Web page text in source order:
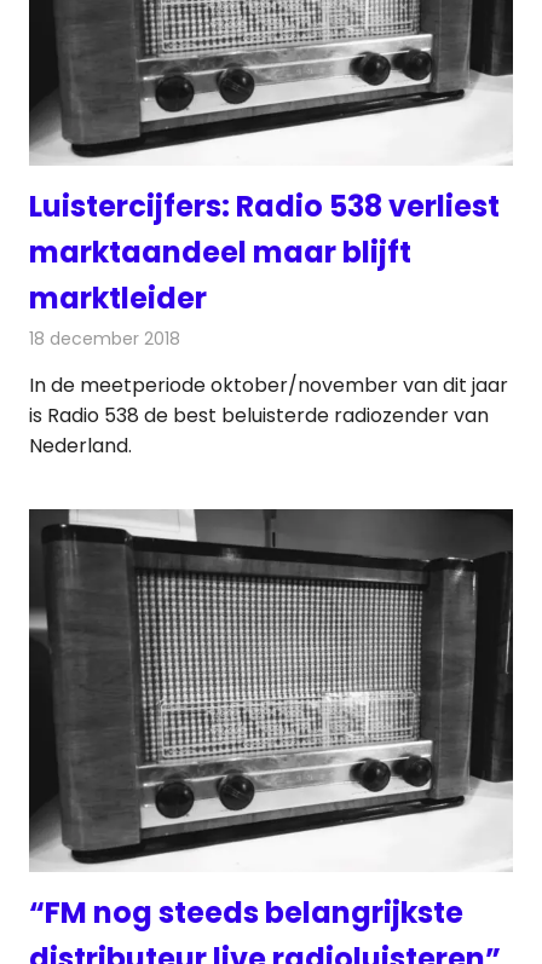
Luistercijfers: Radio 538 verliest
marktaandeel maar blijft
marktleider
18 december 2018
In de meetperiode oktober/november van dit jaar
is Radio 538 de best beluisterde radiozender van
Nederland.
“FM nog steeds belangrijkste